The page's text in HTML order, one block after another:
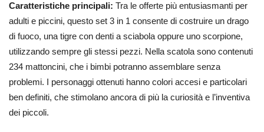
Caratteristiche principali: Tra le offerte più entusiasmanti per
adulti e piccini, questo set 3 in 1 consente di costruire un drago
di fuoco, una tigre con denti a sciabola oppure uno scorpione,
utilizzando sempre gli stessi pezzi. Nella scatola sono contenuti
234 mattoncini, che i bimbi potranno assemblare senza
problemi. I personaggi ottenuti hanno colori accesi e particolari
ben definiti, che stimolano ancora di più la curiosità e l’inventiva
dei piccoli.